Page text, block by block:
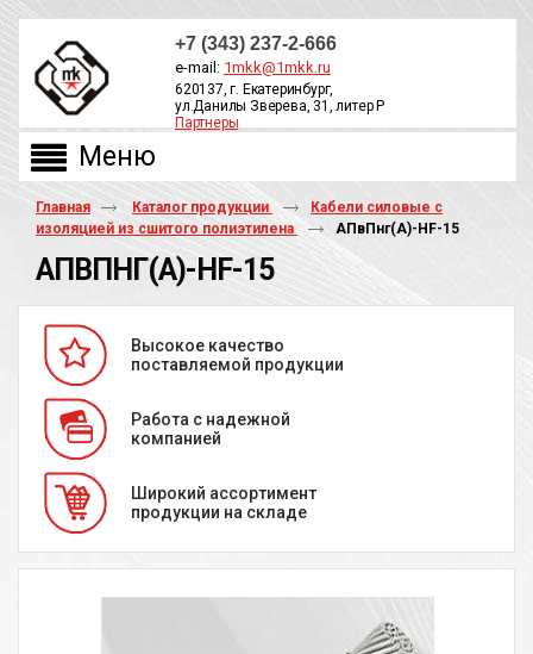
+7 (343) 237-2-666
e-mail: 1mkk@1mkk.ru
620137, г. Екатеринбург,
ул.Данилы Зверева, 31, литер Р
Партнеры
Главная Каталог продукции
Кабели силовые с
изоляцией из сшитого полиэтилена
АПвПнг(А)-HF-15
АПВПНГ(А)-HF-15
Высокое качество
поставляемой продукции
Работа с надежной
компанией
Широкий ассортимент
продукции на складе